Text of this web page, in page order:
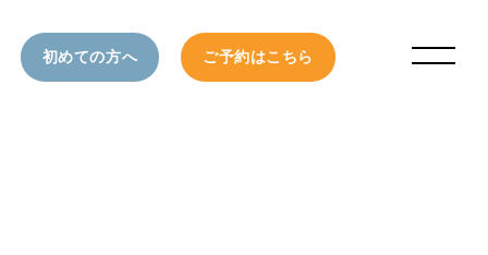
初めての方へ ご予約はこちら